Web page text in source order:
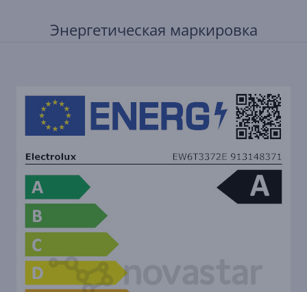
Энергетическая маркировка